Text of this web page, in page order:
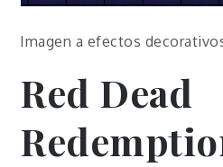
Imagen a efectos
Red Dead